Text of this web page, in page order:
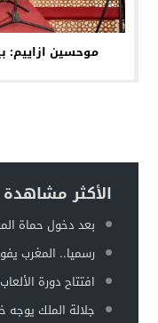
موحسين ازاييم:
الأكثر مشاهدة
بعد دخول حماة
رسميا.. المغرب
افتتاح دورة الألعاب
جلالة الملك يوجه